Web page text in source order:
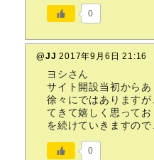
0
@JJ 2017年9月6日 21:16
ヨシさん
サイト開設当初からあ
徐々にではあります
てきて嬉しく思って
を続けていきますので
0